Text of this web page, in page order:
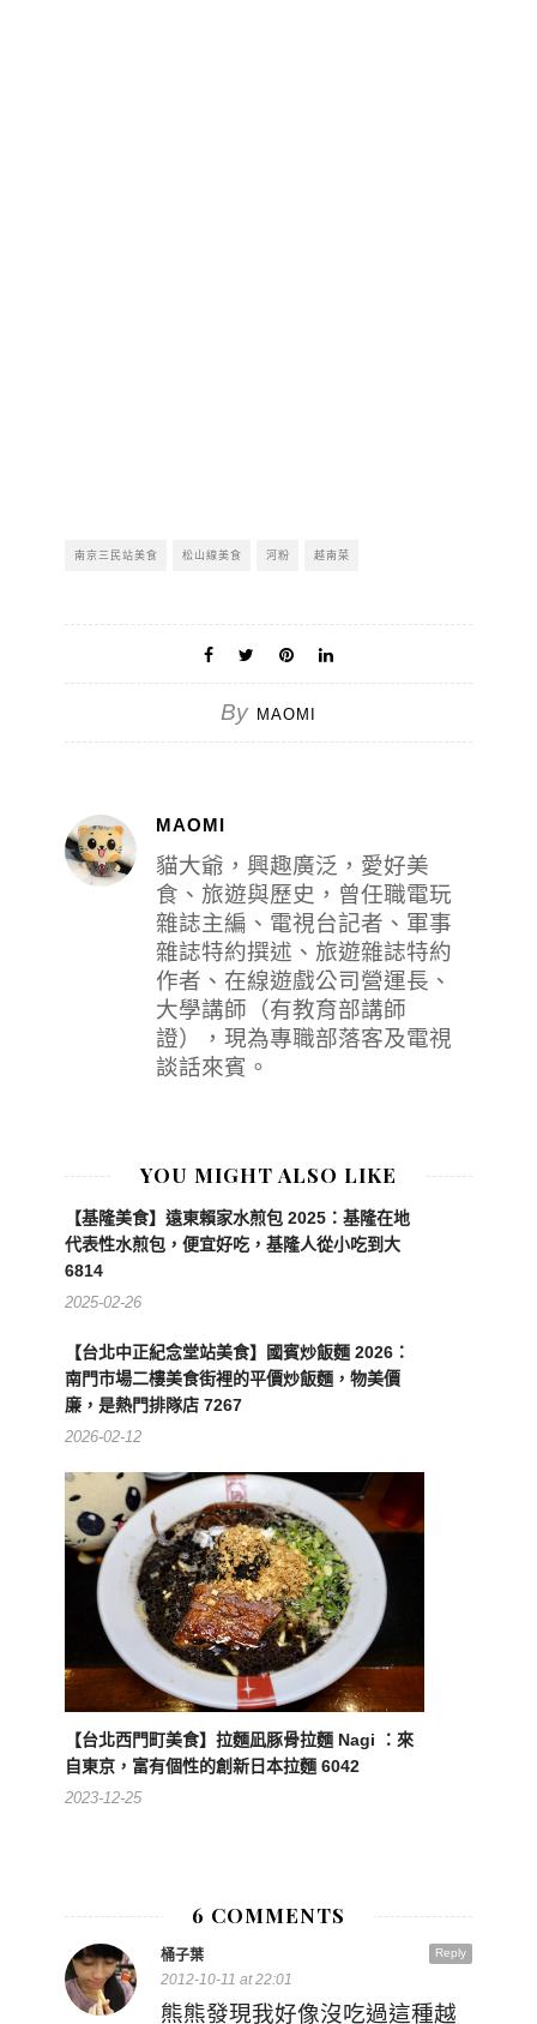
南京三民站美食 松山線美食 河粉 越南菜
By MAOMI
MAOMI
貓大爺，興趣廣泛，愛好美
食、旅遊與歷史，曾任職電玩
雜誌主編、電視台記者、軍事
雜誌特約撰述、旅遊雜誌特約
作者、在線遊戲公司營運長、
大學講師（有教育部講師
證），現為專職部落客及電視
談話來賓。
YOU MIGHT ALSO LIKE
【基隆美食】遠東賴家水煎包 2025：基隆在地
代表性水煎包，便宜好吃，基隆人從小吃到大
6814
2025-02-26
【台北中正紀念堂站美食】國賓炒飯麵 2026：
南門市場二樓美食街裡的平價炒飯麵，物美價
廉，是熱門排隊店 7267
2026-02-12
【台北西門町美食】拉麵凪豚骨拉麵 Nagi ：來
自東京，富有個性的創新日本拉麵 6042
2023-12-25
6 COMMENTS
Reply
桶子葉
2012-10-11 at 22:01
熊熊發現我好像沒吃過這種越